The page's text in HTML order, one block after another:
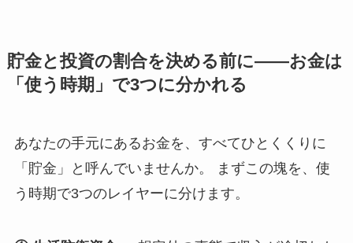
貯金と投資の割合を決める前に——お金は
「使う時期」で3つに分かれる
あなたの手元にあるお金を、すべてひとくくりに
「貯金」と呼んでいませんか。 まずこの塊を、使
う時期で3つのレイヤーに分けます。